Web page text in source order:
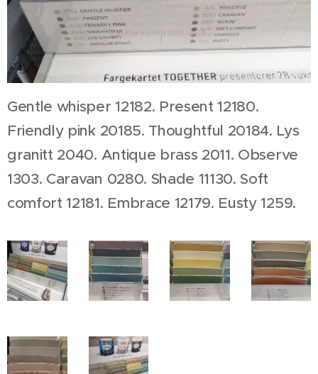
Gentle whisper 12182. Present 12180.
Friendly pink 20185. Thoughtful 20184. Lys
granitt 2040. Antique brass 2011. Observe
1303. Caravan 0280. Shade 11130. Soft
comfort 12181. Embrace 12179. Eusty 1259.